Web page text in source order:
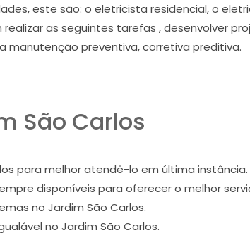
este são: o eletricista residencial, o
as seguintes tarefas , desenvolver
manutenção preventiva, corretiva preditiva.
São Carlos
para melhor atendê-lo em última instância.
disponíveis para oferecer o melhor
no Jardim São Carlos.
no Jardim São Carlos.